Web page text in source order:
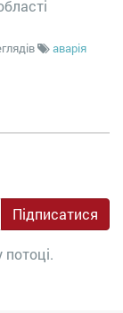
аварія
Підписатися